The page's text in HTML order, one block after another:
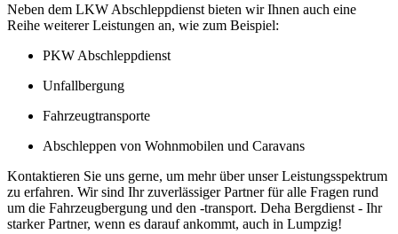
Neben dem LKW Abschleppdienst bieten wir Ihnen auch eine
Reihe weiterer Leistungen an, wie zum Beispiel:
PKW Abschleppdienst
Unfallbergung
Fahrzeugtransporte
Abschleppen von Wohnmobilen und Caravans
Kontaktieren Sie uns gerne, um mehr über unser Leistungsspektrum
zu erfahren. Wir sind Ihr zuverlässiger Partner für alle Fragen rund
um die Fahrzeugbergung und den -transport. Deha Bergdienst - Ihr
starker Partner, wenn es darauf ankommt, auch in Lumpzig!